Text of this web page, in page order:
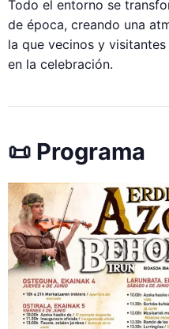
Todo el entorno se
de época, creando una
la que vecinos y
en la celebración.
📜 Programa